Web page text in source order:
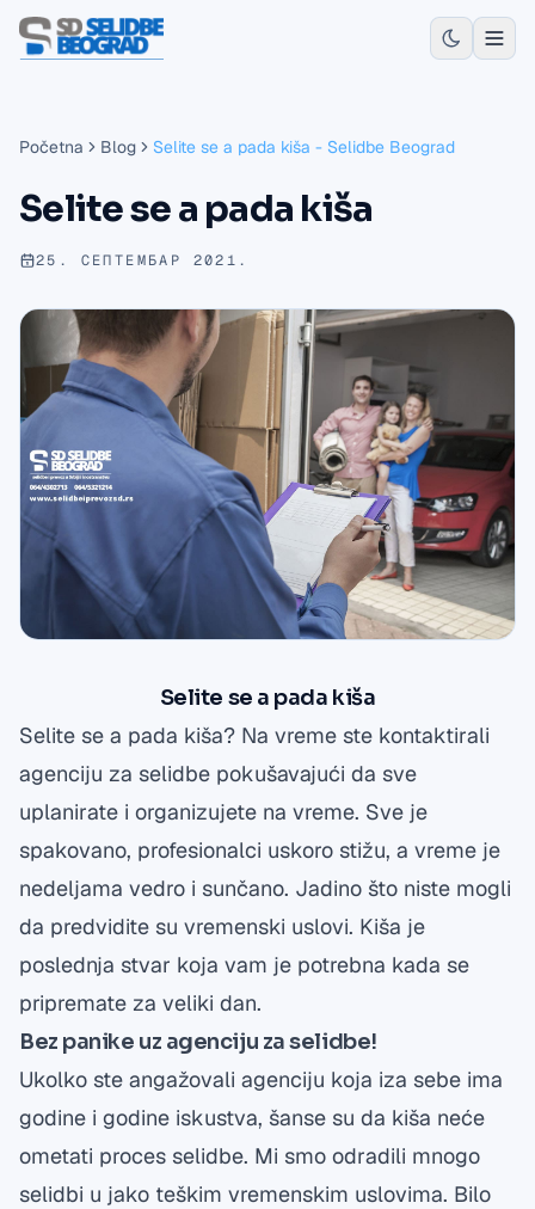
Početna Blog Selite se a pada kiša - Selidbe Beograd
Selite se a pada kiša
25. СЕПТЕМБАР 2021.
Selite se a pada kiša
Selite se a pada kiša? Na vreme ste kontaktirali
agenciju za selidbe pokušavajući da sve
uplanirate i organizujete na vreme. Sve je
spakovano, profesionalci uskoro stižu, a vreme je
nedeljama vedro i sunčano. Jadino što niste mogli
da predvidite su vremenski uslovi. Kiša je
poslednja stvar koja vam je potrebna kada se
pripremate za veliki dan.
Bez panike uz agenciju za selidbe!
Ukolko ste angažovali agenciju koja iza sebe ima
godine i godine iskustva, šanse su da kiša neće
ometati proces selidbe. Mi smo odradili mnogo
selidbi u jako teškim vremenskim uslovima. Bilo